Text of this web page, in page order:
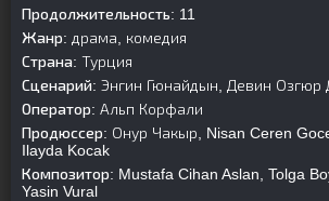
Продолжительность: 11
Жанр: драма, комедия
Страна: Турция
Сценарий: Энгин Гюнайдын, Девин Озгюр
Оператор: Альп Корфали
Продюссер: Онур Чакыр, Nisan Ceren
Ilayda Kocak
Композитор: Mustafa Cihan Aslan, Tolga
Yasin Vural